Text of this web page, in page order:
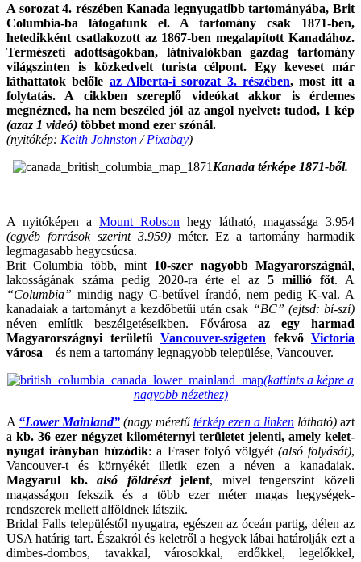
A sorozat 4. részében Kanada legnyugatibb tartományába, Brit
Columbia-ba látogatunk el. A tartomány csak 1871-ben,
hetedikként csatlakozott az 1867-ben megalapított Kanadához.
Természeti adottságokban, látnivalókban gazdag tartomány
világszinten is közkedvelt turista célpont. Egy keveset már
láthattatok belőle az Alberta-i sorozat 3. részében, most itt a
folytatás. A cikkben szereplő videókat akkor is érdemes
megnézned, ha nem beszéled jól az angol nyelvet: tudod, 1 kép
(azaz 1 videó) többet mond ezer szónál.
(nyitókép: Keith Johnston /Pixabay)
Kanada térképe 1871-ből.
A nyitóképen a Mount Robson hegy látható, magassága 3.954
(egyéb források szerint 3.959)méter. Ez a tartomány harmadik
legmagasabb hegycsúcsa.
Brit Columbia több, mint 10-szer nagyobb Magyarországnál,
lakosságának száma pedig 2020-ra érte el az5 millió főt. A
“Columbia” mindig nagy C-betűvel írandó, nem pedig K-val. A
kanadaiak a tartományt a kezdőbetűi után csak “BC” (ejtsd: bí-szí)
néven említik beszélgetéseikben. Fővárosa az egy harmad
Magyarországnyi területű Vancouver-szigeten fekvő Victoria
városa – és nem a tartomány legnagyobb települése, Vancouver.
(kattints a képre a
nagyobb nézethez)
A “Lower Mainland” (nagy méretűtérkép ezen a linken látható) azt
a kb. 36 ezer négyzet kilométernyi területet jelenti, amely kelet-
nyugat irányban húzódik: a Fraser folyó völgyét (alsó folyását),
Vancouver-t és környékét illetik ezen a néven a kanadaiak.
Magyarul kb.alsó földrésztjelent, mivel tengerszint közeli
magasságon fekszik és a több ezer méter magas hegységek-
rendszerek mellett alföldnek látszik.
Bridal Falls településtől nyugatra, egészen az óceán partig, délen az
USA határig tart. Északról és keletről a hegyek lábai határolják ezt a
dimbes-dombos, tavakkal, városokkal, erdőkkel, legelőkkel,